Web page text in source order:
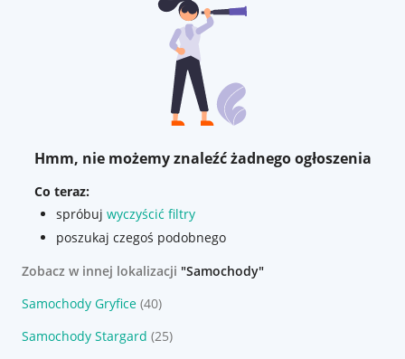
Hmm, nie możemy znaleźć żadnego ogłoszenia
Co teraz:
spróbuj wyczyścić filtry
poszukaj czegoś podobnego
Zobacz w innej lokalizacji "Samochody"
Samochody Gryfice (40)
Samochody Stargard (25)